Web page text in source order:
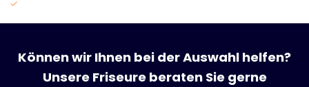
Können wir Ihnen bei der Auswahl helfen?
Unsere Friseure beraten Sie gerne